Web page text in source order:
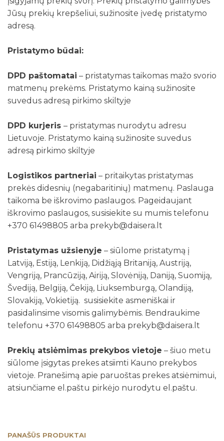
Jūsų prekių krepšeliui, sužinosite įvedę pristatymo
adresą.
Pristatymo būdai:
DPD paštomatai – pristatymas taikomas mažo svorio
matmenų prekėms. Pristatymo kainą sužinosite
suvedus adresą pirkimo skiltyje
DPD kurjeris – pristatymas nurodytu adresu
Lietuvoje. Pristatymo kainą sužinosite suvedus
adresą pirkimo skiltyje
Logistikos partneriai – pritaikytas pristatymas
prekės didesnių (negabaritinių) matmenų. Paslauga
taikoma be iškrovimo paslaugos. Pageidaujant
iškrovimo paslaugos, susisiekite su mumis telefonu
+370 61498805 arba prekyb@daisera.lt
Pristatymas užsienyje – siūlome pristatymą į
Latviją, Estiją, Lenkiją, Didžiąją Britaniją, Austriją,
Vengriją, Prancūziją, Airiją, Slovėniją, Daniją, Suomiją,
Švediją, Belgiją, Čekiją, Liuksemburgą, Olandiją,
Slovakiją, Vokietiją. susisiekite asmeniškai ir
pasidalinsime visomis galimybėmis. Bendraukime
telefonu +370 61498805 arba prekyb@daisera.lt
Prekių atsiėmimas prekybos vietoje – šiuo metu
siūlome įsigytas prekes atsiimti Kauno prekybos
vietoje. Pranešimą apie paruoštas prekes atsiėmimui,
atsiunčiame el.paštu pirkėjo nurodytu el.paštu.
PANAŠŪS PRODUKTAI